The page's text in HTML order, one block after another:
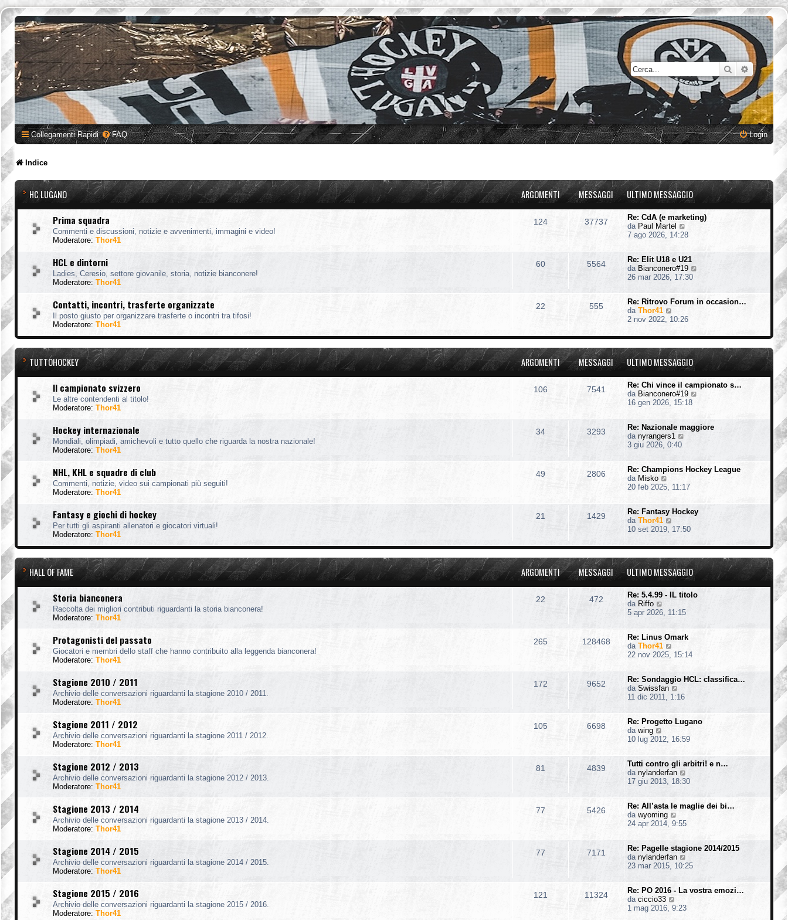
Cerca Ricerca
Collegamenti Rapidi FAQ Login
Indice
HC LUGANO ARGOMENTI MESSAGGI ULTIMO MESSAGGIO
Prima squadra
Commenti e discussioni, notizie e avvenimenti, immagini e video!
Moderatore: Thor41
124 37737
Re: CdA (e marketing)
da Paul Martel
e
i
u
l
t
o
e
s
a
g
g
i
o
7 ago 2026, 14:28
HCL e dintorni
Ladies, Ceresio, settore giovanile, storia, notizie bianconere!
Moderatore: Thor41
60 5564
Re: Elit U18 e U21
da Bianconero#19
i
u
m
o
m
s
a
o
26 mar 2026, 17:30
Contatti, incontri, trasferte organizzate
Il posto giusto per organizzare trasferte o incontri tra tifosi!
Moderatore: Thor41
22 555
Re: Ritrovo Forum in occasion…
da Thor41
e
i
l
t
m
o
m
e
s
a
g
i
o
2 nov 2022, 10:26
TUTTOHOCKEY ARGOMENTI MESSAGGI ULTIMO MESSAGGIO
Il campionato svizzero
Le altre contendenti al titolo!
Moderatore: Thor41
106 7541
Re: Chi vince il campionato s…
da Bianconero#19
i
u
m
o
a
o
16 gen 2026, 15:18
Hockey internazionale
Mondiali, olimpiadi, amichevoli e tutto quello che riguarda la nostra nazionale!
Moderatore: Thor41
34 3293
Re: Nazionale maggiore
da nyrangers1
i
u
t
m
o
e
s
a
g
g
i
o
3 giu 2026, 0:40
NHL, KHL e squadre di club
Commenti, notizie, video sui campionati più seguiti!
Moderatore: Thor41
49 2806
Re: Champions Hockey League
da Misko
u
l
t
m
o
m
e
s
g
o
20 feb 2025, 11:17
Fantasy e giochi di hockey
Per tutti gli aspiranti allenatori e giocatori virtuali!
Moderatore: Thor41
21 1429
Re: Fantasy Hockey
da Thor41
e
i
l
t
m
o
m
e
s
g
o
10 set 2019, 17:50
HALL OF FAME ARGOMENTI MESSAGGI ULTIMO MESSAGGIO
Storia bianconera
Raccolta dei migliori contributi riguardanti la storia bianconera!
Moderatore: Thor41
22 472
Re: 5.4.99 - IL titolo
da Riffo
e
i
u
l
t
m
o
m
e
s
a
g
g
o
5 apr 2026, 11:15
Protagonisti del passato
Giocatori e membri dello staff che hanno contribuito alla leggenda bianconera!
Moderatore: Thor41
265 128468
Re: Linus Omark
da Thor41
e
i
u
l
t
m
o
e
s
a
g
g
o
22 nov 2025, 15:14
Stagione 2010 / 2011
Archivio delle conversazioni riguardanti la stagione 2010 / 2011.
Moderatore: Thor41
172 9652
Re: Sondaggio HCL: classifica…
da Swissfan
e
i
u
t
m
o
m
e
a
g
g
o
11 dic 2011, 1:16
Stagione 2011 / 2012
Archivio delle conversazioni riguardanti la stagione 2011 / 2012.
Moderatore: Thor41
105 6698
Re: Progetto Lugano
da wing
e
i
u
l
t
m
o
m
e
s
a
g
g
o
10 lug 2012, 16:59
Stagione 2012 / 2013
Archivio delle conversazioni riguardanti la stagione 2012 / 2013.
Moderatore: Thor41
81 4839
Tutti contro gli arbitri! e n…
da nylanderfan
e
u
t
m
o
e
a
g
g
17 giu 2013, 18:30
Stagione 2013 / 2014
Archivio delle conversazioni riguardanti la stagione 2013 / 2014.
Moderatore: Thor41
77 5426
Re: All’asta le maglie dei bi…
da wyoming
e
i
u
l
t
m
o
e
24 apr 2014, 9:55
Stagione 2014 / 2015
Archivio delle conversazioni riguardanti la stagione 2014 / 2015.
Moderatore: Thor41
77 7171
Re: Pagelle stagione 2014/2015
da nylanderfan
e
u
t
23 mar 2015, 10:25
Stagione 2015 / 2016
Archivio delle conversazioni riguardanti la stagione 2015 / 2016.
Moderatore: Thor41
121 11324
Re: PO 2016 - La vostra emozi…
da ciccio33
e
1 mag 2016, 9:23